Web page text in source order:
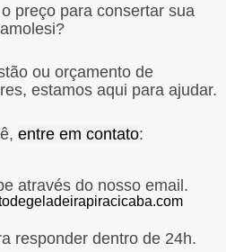
preço para consertar sua
ou orçamento de
estamos aqui para ajudar.
entre em contato:
através do nosso email.
responder dentro de 24h.